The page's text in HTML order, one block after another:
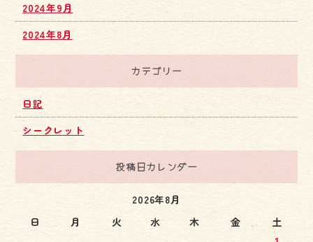
2024年9月
2024年8月
カテゴリー
日記
シークレット
投稿日カレンダー
2026年8月
日
月 火 水 木 金
土